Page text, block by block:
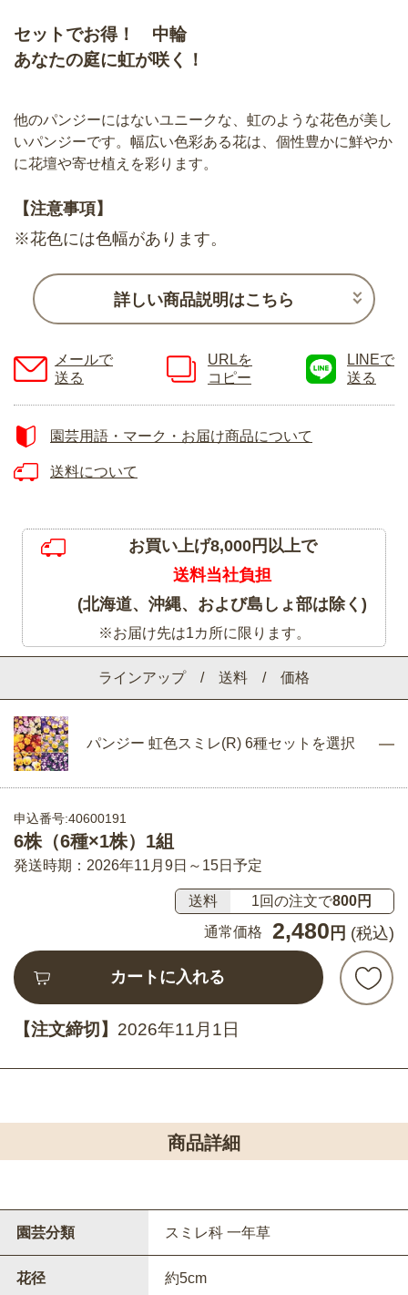
セットでお得！ 中輪
あなたの庭に虹が咲く！
ラインアップ / 送料 / 価格
パンジー 虹色スミレ(R) 6種セットを選択
申込番号:40600191
6株（6種×1株）1組
発送時期：2026年11月9日～15日予定
送料 1回の注文で800円
通常価格
2,480 円 (税込)
カートに入れる
【注文締切】 2026年11月1日
他のパンジーにはないユニークな、虹のような花色が美し
いパンジーです。幅広い色彩ある花は、個性豊かに鮮やか
に花壇や寄せ植えを彩ります。
【注意事項】
※花色には色幅があります。
詳しい商品説明はこちら
メールで
送る
URLを
コピー
LINEで
送る
園芸用語・マーク・お届け商品について
送料について
お買い上げ8,000円以上で
送料当社負担
(北海道、沖縄、および島しょ部は除く)
※お届け先は1カ所に限ります。
商品詳細
園芸分類 スミレ科 一年草
花径 約5cm